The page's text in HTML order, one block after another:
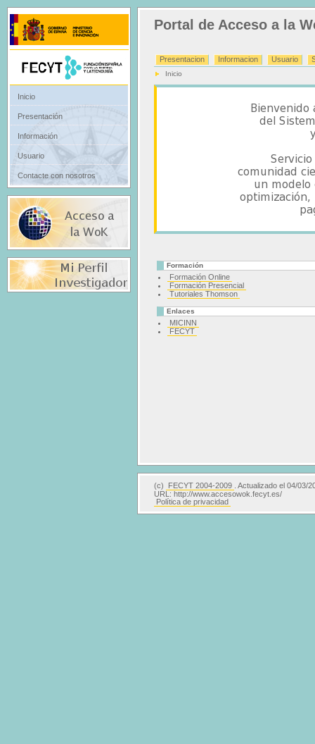
Portal de Acceso a la
Presentacion Informacion Usuario
Inicio
Formación
Formación Online
Formación Presencial
Tutoriales Thomson
Enlaces
MICINN
FECYT
(c) FECYT 2004-2009
. Actualizado el 04/03/
URL: http://www.accesowok.fecyt.es/
Política de privacidad
Inicio
Presentación
Información
Usuario
Contacte con nosotros